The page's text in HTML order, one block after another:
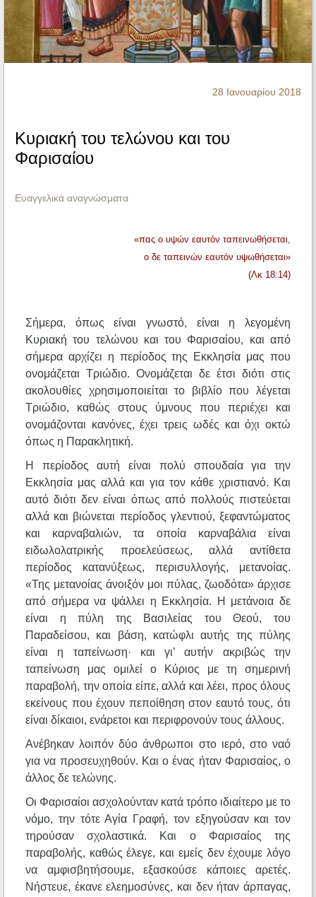
Ηχητικά
28 Ιανουαρίου 2018
Κυριακή του τελώνου και του
Φαρισαίου
Ευαγγελικά αναγνώσματα
«πας ο υψών εαυτόν ταπεινωθήσεται,
ο δε ταπεινών εαυτόν υψωθήσεται»
(Λκ 18:14)
Σήμερα, όπως είναι γνωστό, είναι η λεγομένη
Κυριακή του τελώνου και του Φαρισαίου, και από
σήμερα αρχίζει η περίοδος της Εκκλησία μας που
ονομάζεται Τριώδιο. Ονομάζεται δε έτσι διότι στις
ακολουθίες χρησιμοποιείται το βιβλίο που λέγεται
Τριώδιο, καθώς στους ύμνους που περιέχει και
ονομάζονται κανόνες, έχει τρεις ωδές και όχι οκτώ
όπως η Παρακλητική.
Η περίοδος αυτή είναι πολύ σπουδαία για την
Εκκλησία μας αλλά και για τον κάθε χριστιανό. Και
αυτό διότι δεν είναι όπως από πολλούς πιστεύεται
αλλά και βιώνεται περίοδος γλεντιού, ξεφαντώματος
και καρναβαλιών, τα οποία καρναβάλια είναι
ειδωλολατρικής προελεύσεως, αλλά αντίθετα
περίοδος κατανύξεως, περισυλλογής, μετανοίας.
«Της μετανοίας άνοιξόν μοι πύλας, ζωοδότα» άρχισε
από σήμερα να ψάλλει η Εκκλησία. Η μετάνοια δε
είναι η πύλη της Βασιλείας του Θεού, του
Παραδείσου, και βάση, κατώφλι αυτής της πύλης
είναι η ταπείνωση· και γι’ αυτήν ακριβώς την
ταπείνωση μας ομιλεί ο Κύριος με τη σημερινή
παραβολή, την οποία είπε, αλλά και λέει, προς όλους
εκείνους που έχουν πεποίθηση στον εαυτό τους, ότι
είναι δίκαιοι, ενάρετοι και περιφρονούν τους άλλους.
Ανέβηκαν λοιπόν δύο άνθρωποι στο ιερό, στο ναό
για να προσευχηθούν. Και ο ένας ήταν Φαρισαίος, ο
άλλος δε τελώνης.
Οι Φαρισαίοι ασχολούνταν κατά τρόπο ιδιαίτερο με το
νόμο, την τότε Αγία Γραφή, τον εξηγούσαν και τον
τηρούσαν σχολαστικά. Και ο Φαρισαίος της
παραβολής, καθώς έλεγε, και εμείς δεν έχουμε λόγο
να αμφισβητήσουμε, εξασκούσε κάποιες αρετές.
Νήστευε, έκανε ελεημοσύνες, και δεν ήταν άρπαγας,